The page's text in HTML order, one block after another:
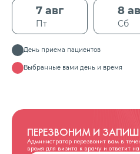
7 авг
Пт
8
Сб
День приема пациентов
Выбранные вами день и время
ПЕРЕЗВОНИМ И
Администратор перезвонит вам в
время для визита к врачу и ответит